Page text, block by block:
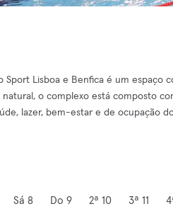
Sport Lisboa e Benfica é um
natural, o complexo está composto
lazer, bem-estar e de ocupação
Sá 8 Do 9 2ª 10 3ª 11